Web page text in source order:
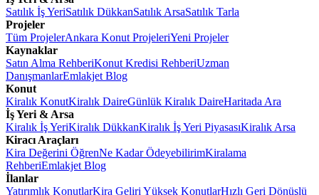
Satılık İş YeriSatılık DükkanSatılık ArsaSatılık Tarla
Projeler
Tüm ProjelerAnkara Konut ProjeleriYeni Projeler
Kaynaklar
Satın Alma RehberiKonut Kredisi RehberiUzman
DanışmanlarEmlakjet Blog
Konut
Kiralık KonutKiralık DaireGünlük Kiralık DaireHaritada Ara
İş Yeri & Arsa
Kiralık İş YeriKiralık DükkanKiralık İş Yeri PiyasasıKiralık Arsa
Kiracı Araçları
Kira Değerini ÖğrenNe Kadar ÖdeyebilirimKiralama
RehberiEmlakjet Blog
İlanlar
Yatırımlık KonutlarKira Geliri Yüksek KonutlarHızlı Geri Dönüşlü